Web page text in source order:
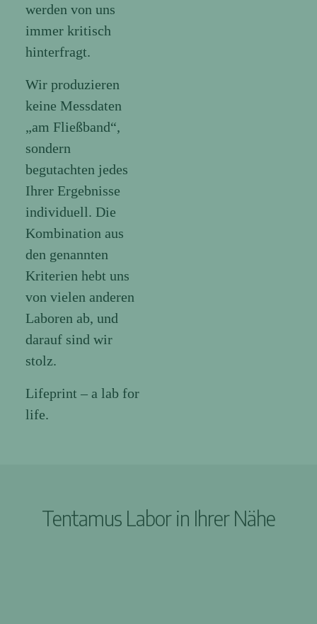
werden von uns
immer kritisch
hinterfragt.
Wir produzieren
keine Messdaten
„am Fließband“,
sondern
begutachten jedes
Ihrer Ergebnisse
individuell. Die
Kombination aus
den genannten
Kriterien hebt uns
von vielen anderen
Laboren ab, und
darauf sind wir
stolz.
Lifeprint – a lab for
life.
Tentamus Labor in Ihrer Nähe